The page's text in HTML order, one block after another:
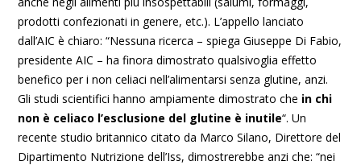
prodotti confezionati in genere, etc.). L’appello lanciato
dall’AIC è chiaro: “Nessuna ricerca – spiega Giuseppe Di Fabio,
presidente AIC – ha finora dimostrato qualsivoglia effetto
benefico per i non celiaci nell’alimentarsi senza glutine, anzi.
Gli studi scientifici hanno ampiamente dimostrato che in chi
non è celiaco l’esclusione del glutine è inutile“. Un
recente studio britannico citato da Marco Silano, Direttore del
Dipartimento Nutrizione dell’Iss, dimostrerebbe anzi che: “nei